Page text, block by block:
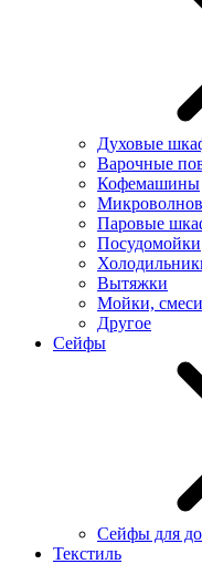
Духовые
Варочные
Кофемашины
Паровые
Посудомойки
Вытяжки
Мойки,
Другое
Сейфы
Сейфы для
Текстиль